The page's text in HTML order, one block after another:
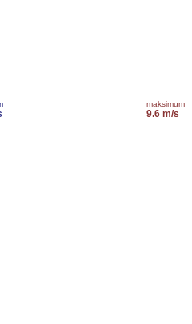
maksimum
9.6 m/s